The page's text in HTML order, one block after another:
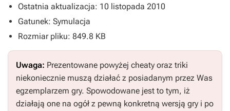
Ostatnia aktualizacja: 10 listopada 2010
Gatunek: Symulacja
Rozmiar pliku: 849.8 KB
Uwaga: Prezentowane powyżej cheaty oraz triki
niekoniecznie muszą działać z posiadanym przez Was
egzemplarzem gry. Spowodowane jest to tym, iż
działają one na ogół z pewną konkretną wersją gry i po